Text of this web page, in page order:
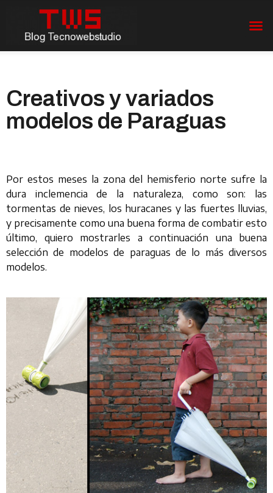
Creativos y variados
modelos de Paraguas
Por estos meses la zona del hemisferio norte sufre la
dura inclemencia de la naturaleza, como son: las
tormentas de nieves, los huracanes y las fuertes lluvias,
y precisamente como una buena forma de combatir esto
último, quiero mostrarles a continuación una buena
selección de modelos de paraguas de lo más diversos
modelos.